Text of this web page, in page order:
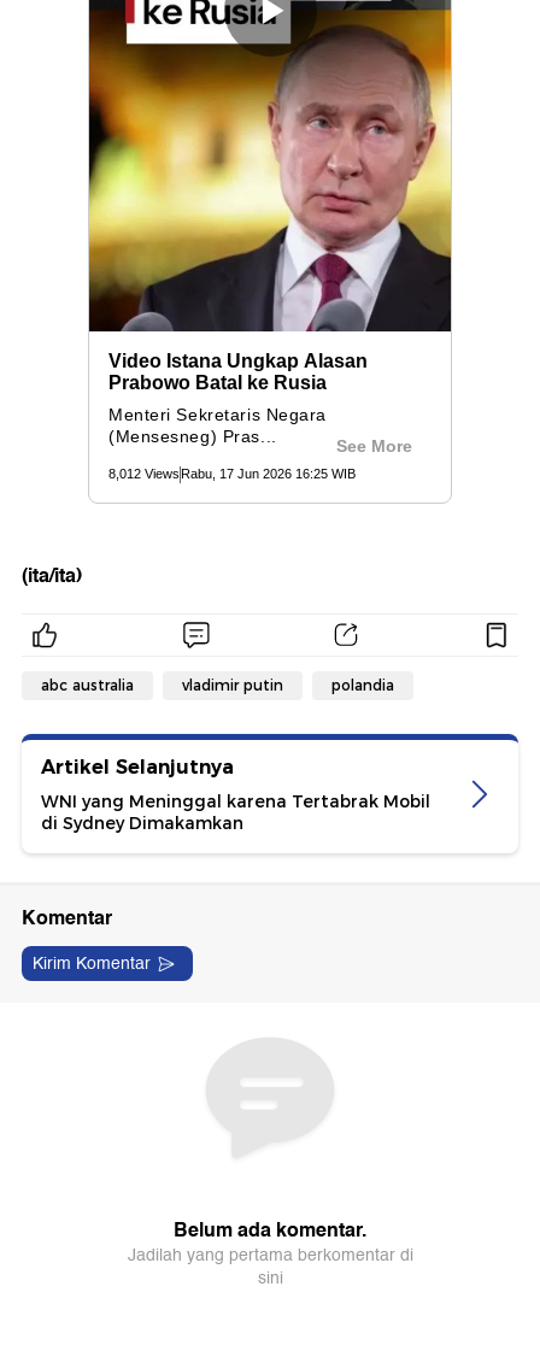
(ita/ita)
abc australia vladimir putin polandia
Artikel Selanjutnya
WNI yang Meninggal karena Tertabrak Mobil
di Sydney Dimakamkan